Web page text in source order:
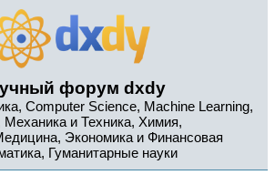
форум dxdy
Computer Science, Machine Learning,
Механика и Техника, Химия,
Экономика и Финансовая
Гуманитарные науки